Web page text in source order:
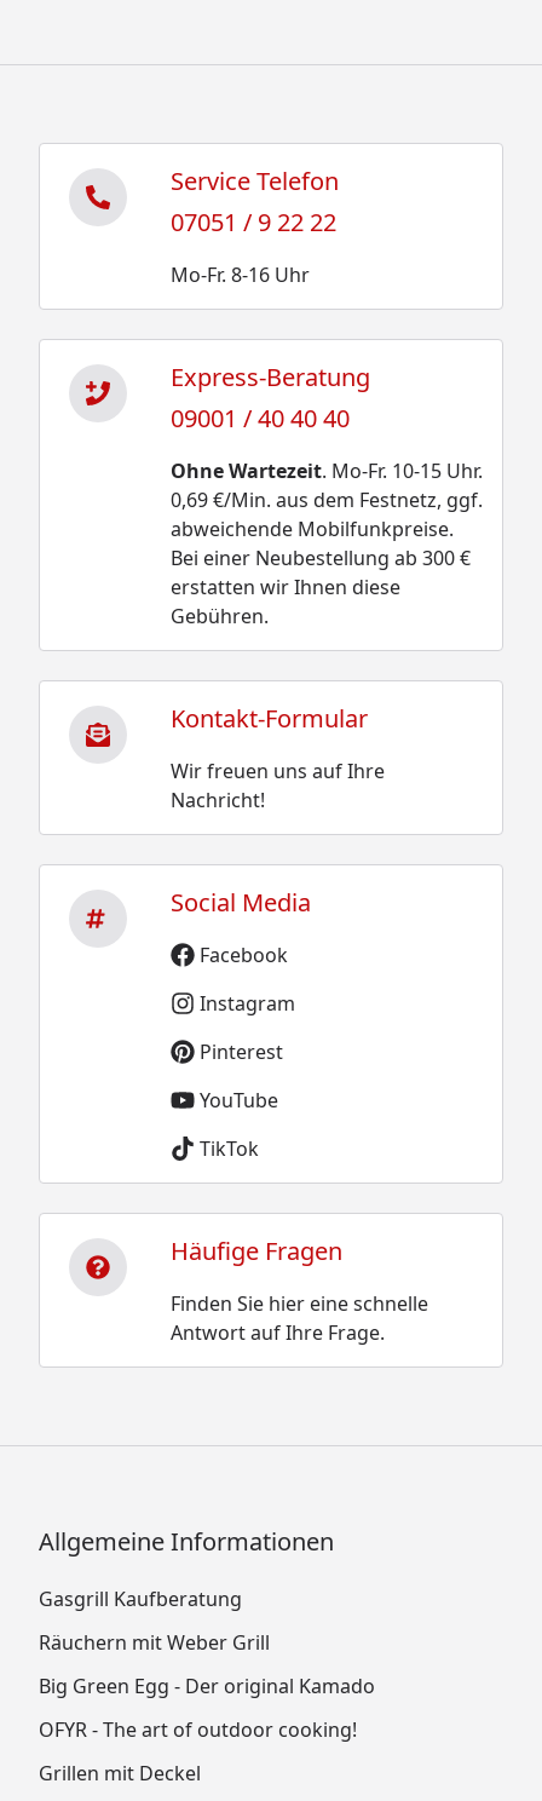
Service Telefon
07051 / 9 22 22
Mo-Fr. 8-16 Uhr
Express-Beratung
09001 / 40 40 40
Ohne Wartezeit. Mo-Fr. 10-15 Uhr.
0,69 €/Min. aus dem Festnetz, ggf.
abweichende Mobilfunkpreise.
Bei einer Neubestellung ab 300 €
erstatten wir Ihnen diese
Gebühren.
Kontakt-Formular
Wir freuen uns auf Ihre
Nachricht!
Social Media
Facebook
Instagram
Pinterest
YouTube
TikTok
Häufige Fragen
Finden Sie hier eine schnelle
Antwort auf Ihre Frage.
Allgemeine Informationen
Gasgrill Kaufberatung
Räuchern mit Weber Grill
Big Green Egg - Der original Kamado
OFYR - The art of outdoor cooking!
Grillen mit Deckel